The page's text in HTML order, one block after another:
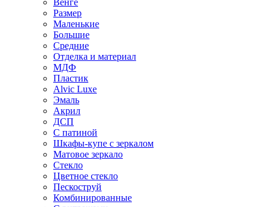
Венге
Размер
Маленькие
Большие
Средние
Отделка и материал
МДФ
Пластик
Alvic Luxe
Эмаль
Акрил
ДСП
С патиной
Шкафы-купе с зеркалом
Матовое зеркало
Стекло
Цветное стекло
Пескоструй
Комбинированные